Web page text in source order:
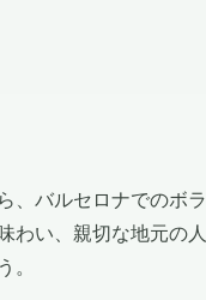
、バルセロナでのボ
わい、親切な地元の